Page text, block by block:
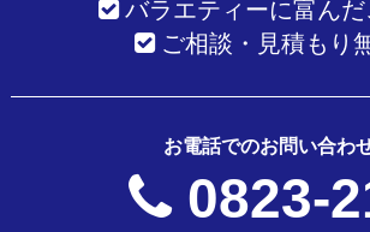
バラエティーに富んだ
ご相談・見積もり
お電話でのお問い合わ
0823-